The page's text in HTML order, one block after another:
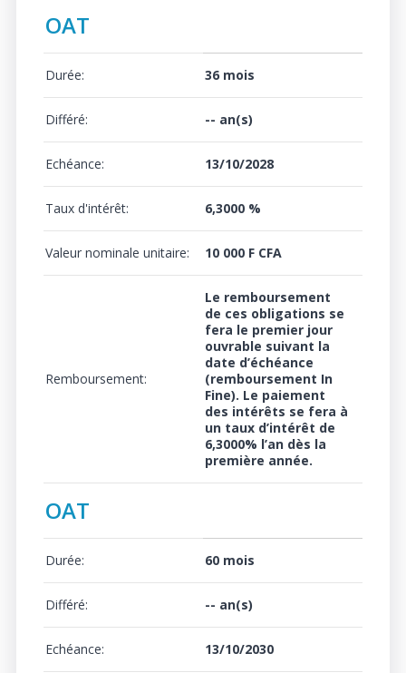
OAT
Durée: 36 mois
Différé: -- an(s)
Echéance: 13/10/2028
Taux d'intérêt: 6,3000 %
Valeur nominale unitaire: 10 000 F CFA
Remboursement:
Le remboursement
de ces obligations se
fera le premier jour
ouvrable suivant la
date d’échéance
(remboursement In
Fine). Le paiement
des intérêts se fera à
un taux d’intérêt de
6,3000% l’an dès la
première année.
OAT
Durée: 60 mois
Différé: -- an(s)
Echéance: 13/10/2030